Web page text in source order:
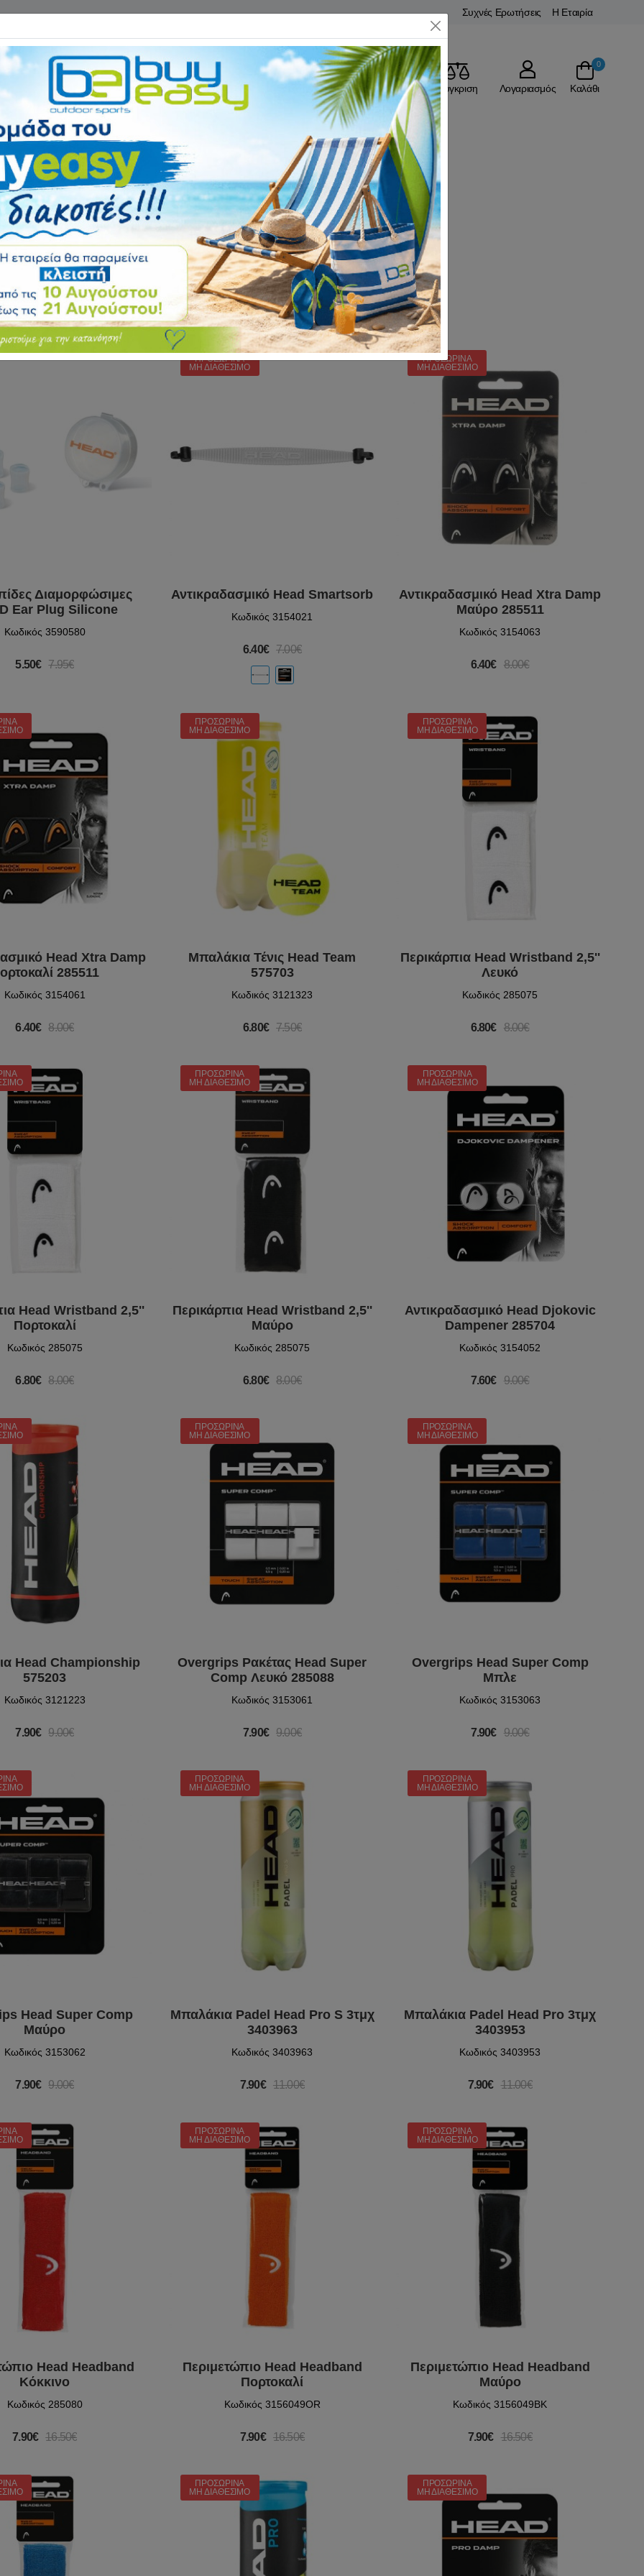
Συχνές Ερωτήσεις Η Εταιρία
Αγαπημένα Σύγκριση Λογαριασμός
0
Καλάθι
ΕΙΔΗ CAMPING Επικοινωνία
Αρχική
HEAD
Διαμορφώσιμες
Ear Plug Silicone
Κωδικός 3590580
5.50€ 7.95€
ΠΡΟΣΩΡΙΝΆ
ΜΗ ΔΙΑΘΈΣΙΜΟ
Αντικραδασμικό Head Smartsorb
Κωδικός 3154021
6.40€ 7.00€
ΠΡΟΣΩΡΙΝΆ
ΜΗ ΔΙΑΘΈΣΙΜΟ
Αντικραδασμικό Head Xtra Damp
Μαύρο 285511
Κωδικός 3154063
6.40€ 8.00€
Head Xtra Damp
285511
Κωδικός 3154061
6.40€ 8.00€
ΠΡΟΣΩΡΙΝΆ
ΜΗ ΔΙΑΘΈΣΙΜΟ
Μπαλάκια Τένις Head Team
575703
Κωδικός 3121323
6.80€ 7.50€
ΠΡΟΣΩΡΙΝΆ
ΜΗ ΔΙΑΘΈΣΙΜΟ
Περικάρπια Head Wristband 2,5''
Λευκό
Κωδικός 285075
6.80€ 8.00€
Head Wristband 2,5''
Πορτοκαλί
Κωδικός 285075
6.80€ 8.00€
ΠΡΟΣΩΡΙΝΆ
ΜΗ ΔΙΑΘΈΣΙΜΟ
Περικάρπια Head Wristband 2,5''
Μαύρο
Κωδικός 285075
6.80€ 8.00€
ΠΡΟΣΩΡΙΝΆ
ΜΗ ΔΙΑΘΈΣΙΜΟ
Αντικραδασμικό Head Djokovic
Dampener 285704
Κωδικός 3154052
7.60€ 9.00€
Head Championship
575203
Κωδικός 3121223
7.90€ 9.00€
ΠΡΟΣΩΡΙΝΆ
ΜΗ ΔΙΑΘΈΣΙΜΟ
Overgrips Ρακέτας Head Super
Comp Λευκό 285088
Κωδικός 3153061
7.90€ 9.00€
ΠΡΟΣΩΡΙΝΆ
ΜΗ ΔΙΑΘΈΣΙΜΟ
Overgrips Head Super Comp
Μπλε
Κωδικός 3153063
7.90€ 9.00€
Head Super Comp
Μαύρο
Κωδικός 3153062
7.90€ 9.00€
ΠΡΟΣΩΡΙΝΆ
ΜΗ ΔΙΑΘΈΣΙΜΟ
Μπαλάκια Padel Head Pro S 3τμχ
3403963
Κωδικός 3403963
7.90€ 11.00€
ΠΡΟΣΩΡΙΝΆ
ΜΗ ΔΙΑΘΈΣΙΜΟ
Μπαλάκια Padel Head Pro 3τμχ
3403953
Κωδικός 3403953
7.90€ 11.00€
Head Headband
Κόκκινο
Κωδικός 285080
7.90€ 16.50€
ΠΡΟΣΩΡΙΝΆ
ΜΗ ΔΙΑΘΈΣΙΜΟ
Περιμετώπιο Head Headband
Πορτοκαλί
Κωδικός 3156049OR
7.90€ 16.50€
ΠΡΟΣΩΡΙΝΆ
ΜΗ ΔΙΑΘΈΣΙΜΟ
Περιμετώπιο Head Headband
Μαύρο
Κωδικός 3156049BK
7.90€ 16.50€
ΠΡΟΣΩΡΙΝΆ
ΜΗ ΔΙΑΘΈΣΙΜΟ
ΠΡΟΣΩΡΙΝΆ
ΜΗ ΔΙΑΘΈΣΙΜΟ
Close